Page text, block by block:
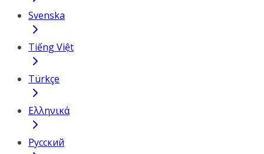
Svenska
Tiếng Việt
Türkçe
Ελληνικά
Русский